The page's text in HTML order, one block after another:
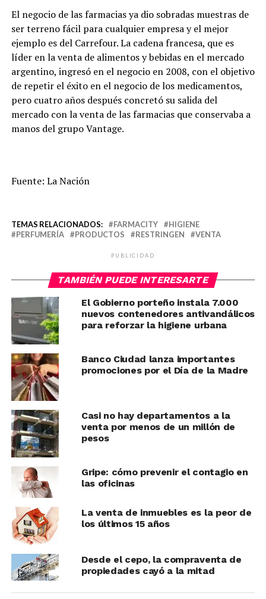
El negocio de las farmacias ya dio sobradas muestras de
ser terreno fácil para cualquier empresa y el mejor
ejemplo es del Carrefour. La cadena francesa, que es
líder en la venta de alimentos y bebidas en el mercado
argentino, ingresó en el negocio en 2008, con el objetivo
de repetir el éxito en el negocio de los medicamentos,
pero cuatro años después concretó su salida del
mercado con la venta de las farmacias que conservaba a
manos del grupo Vantage.
Fuente: La Nación
TEMAS RELACIONADOS: FARMACITY
HIGIENE
PERFUMERÍA
PRODUCTOS RESTRINGEN VENTA
PUBLICIDAD
TAMBIÉN PUEDE INTERESARTE
El Gobierno porteño instala 7.000
nuevos contenedores antivandálicos
para reforzar la higiene urbana
Banco Ciudad lanza importantes
promociones por el Día de la Madre
Casi no hay departamentos a la
venta por menos de un millón de
pesos
Gripe: cómo prevenir el contagio en
las oficinas
La venta de inmuebles es la peor de
los últimos 15 años
Desde el cepo, la compraventa de
propiedades cayó a la mitad